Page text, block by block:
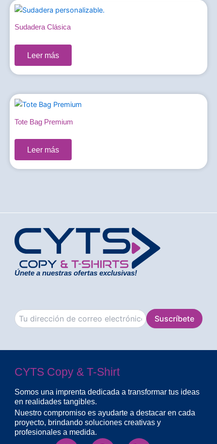
Sudadera Clásica
Leer más
Tote Bag Premium
Leer más
Únete a nuestras ofertas exclusivas!
CYTS Copy & T-Shirt
Somos una imprenta dedicada a transformar tus ideas
en realidades tangibles.
Nuestro compromiso es ayudarte a destacar en cada
proyecto, brindando soluciones creativas y
profesionales a medida.